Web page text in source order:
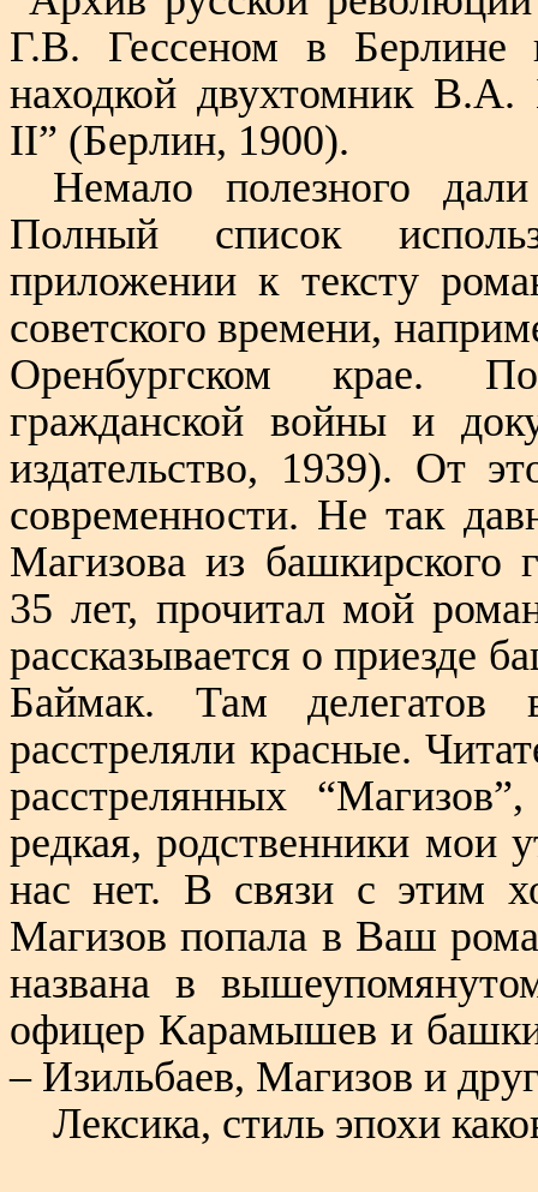
Г.В. Гессеном в
находкой двухтомник В.А.
II” (Берлин, 1900).
Немало полезного
Полный список
приложении к тексту
советского времени,
Оренбургском крае.
гражданской войны и
издательство, 1939). От
современности. Не так
Магизова из башкирского
35 лет, прочитал мой
рассказывается о приезде
Баймак. Там делегатов
расстреляли красные.
расстрелянных
редкая, родственники мои
нас нет. В связи с этим
Магизов попала в Ваш
названа в
офицер Карамышев и
– Изильбаев, Магизов и
Лексика, стиль эпохи